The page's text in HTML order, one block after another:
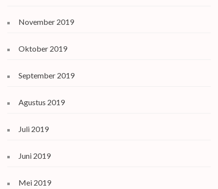
November 2019
Oktober 2019
September 2019
Agustus 2019
Juli 2019
Juni 2019
Mei 2019